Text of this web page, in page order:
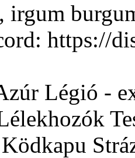
https://
Légió -